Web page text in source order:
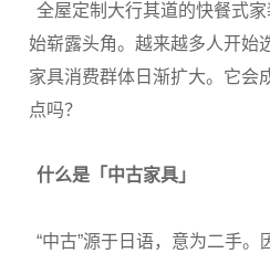
全屋定制大行其道的快餐式
始崭露头角。越来越多人开始
家具消费群体日渐扩大。它会
点吗？
什么是「中古家具」
“中古”源于日语，意为二手。